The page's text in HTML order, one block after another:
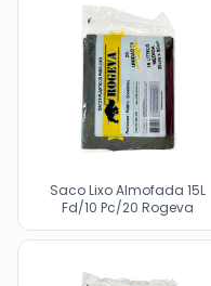
Saco Lixo Almofada 15L
Fd/10 Pc/20 Rogeva